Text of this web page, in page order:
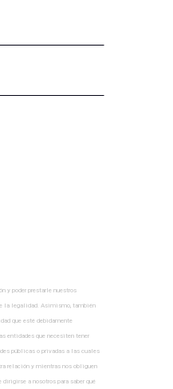
y poder prestarle nuestros
la legalidad. Asimismo, también
que esté debidamente
entidades que necesiten tener
públicas o privadas a las cuales
relación y mientras nos obliguen
a nosotros para saber qué